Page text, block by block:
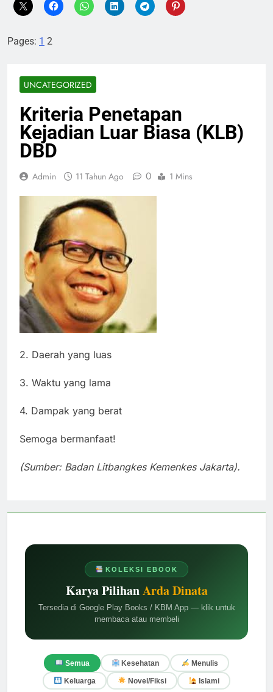
KOLEKSI EBOOK
Karya PilihanArda Dinata
Tersedia di Google Play Books / KBM App — klik untuk
membaca atau membeli
Semua Kesehatan Menulis
Keluarga Novel/Fiksi Islami
UNCATEGORIZED
Kriteria Penetapan
Kejadian Luar Biasa (KLB)
DBD
Admin 11 Tahun Ago 0 1 Mins
2. Daerah yang luas
3. Waktu yang lama
4. Dampak yang berat
Semoga bermanfaat!
(Sumber: Badan Litbangkes Kemenkes Jakarta).
Pages: 1 2